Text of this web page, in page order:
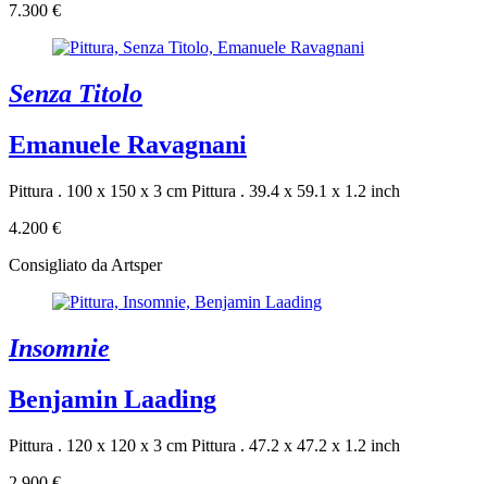
7.300 €
Senza Titolo
Emanuele Ravagnani
Pittura . 100 x 150 x 3 cm Pittura . 39.4 x 59.1 x 1.2 inch
4.200 €
Consigliato da Artsper
Insomnie
Benjamin Laading
Pittura . 120 x 120 x 3 cm Pittura . 47.2 x 47.2 x 1.2 inch